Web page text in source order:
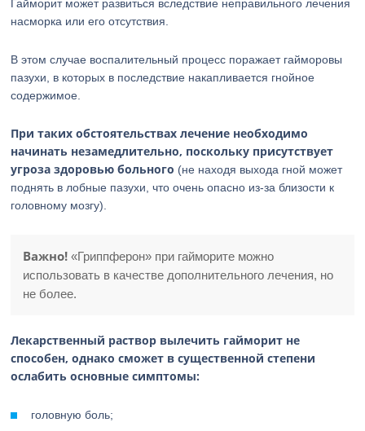
Гайморит может развиться вследствие неправильного лечения
насморка или его отсутствия.
В этом случае воспалительный процесс поражает гайморовы
пазухи, в которых в последствие накапливается гнойное
содержимое.
При таких обстоятельствах лечение необходимо
начинать незамедлительно, поскольку присутствует
угроза здоровью больного (не находя выхода гной может
поднять в лобные пазухи, что очень опасно из-за близости к
головному мозгу).
Важно! «Гриппферон» при гайморите можно
использовать в качестве дополнительного лечения, но
не более.
Лекарственный раствор вылечить гайморит не
способен, однако сможет в существенной степени
ослабить основные симптомы:
головную боль;